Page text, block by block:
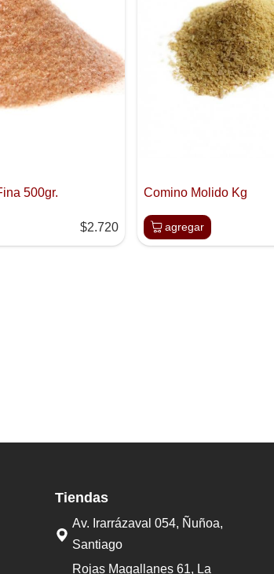
500gr.
$2.720
Comino Molido Kg
agregar
Tiendas
Av. Irarrázaval 054, Ñuñoa,
Santiago
Rojas Magallanes 61, La